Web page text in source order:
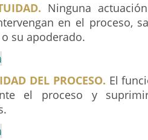
Ninguna
en el proceso,
su apoderado.
DEL PROCESO. El
el proceso y